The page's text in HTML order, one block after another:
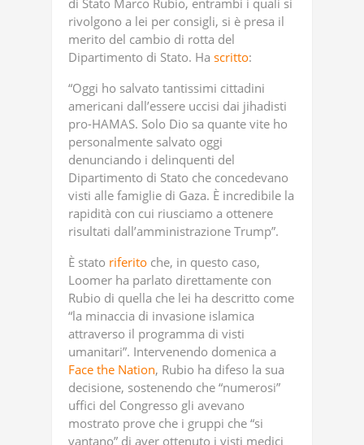
di Stato Marco Rubio, entrambi i quali si
rivolgono a lei per consigli, si è presa il
merito del cambio di rotta del
Dipartimento di Stato. Ha scritto:
“Oggi ho salvato tantissimi cittadini
americani dall’essere uccisi dai jihadisti
pro-HAMAS. Solo Dio sa quante vite ho
personalmente salvato oggi
denunciando i delinquenti del
Dipartimento di Stato che concedevano
visti alle famiglie di Gaza. È incredibile la
rapidità con cui riusciamo a ottenere
risultati dall’amministrazione Trump”.
È stato riferito che, in questo caso,
Loomer ha parlato direttamente con
Rubio di quella che lei ha descritto come
“la minaccia di invasione islamica
attraverso il programma di visti
umanitari”. Intervenendo domenica a
Face the Nation, Rubio ha difeso la sua
decisione, sostenendo che “numerosi”
uffici del Congresso gli avevano
mostrato prove che i gruppi che “si
vantano” di aver ottenuto i visti medici